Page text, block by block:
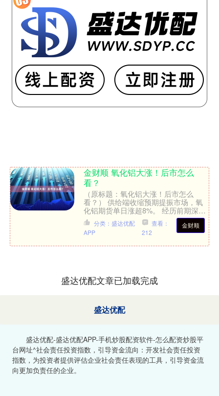
金财顺 氧化铝大涨！后市怎么
看？
（原标题：氧化铝大涨！后市怎么
看？） 供给端收缩预期提振市场，氧
化铝期货单日涨超8%。 经历前期深度
回调，氧化铝市场价格显著回暖。 7月
21日，国内期货市场上氧....
金财顺
分类：盛达优配
APP
查看：
212
盛达优配文章已加载完成
盛达优配
盛达优配-盛达优配APP-手机炒股配资软件-怎么配资炒股平
台网址^社会责任投资指数，引导资金流向：开发社会责任投资
指数，为投资者提供评估企业社会责任表现的工具，引导资金流
向更加负责任的企业。